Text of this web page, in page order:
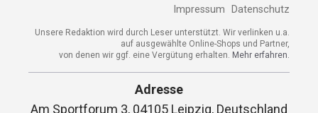
Impressum Datenschutz
Unsere Redaktion wird durch Leser unterstützt. Wir verlinken u.a.
auf ausgewählte Online-Shops und Partner,
von denen wir ggf. eine Vergütung erhalten. Mehr erfahren.
Adresse
Am Sportforum 3, 04105 Leipzig, Deutschland